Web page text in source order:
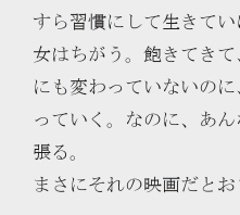
すら習慣にして生きてい
女はちがう。飽きてき
にも変わっていないの
っていく。なのに、あ
張る。
まさにそれの映画だとお